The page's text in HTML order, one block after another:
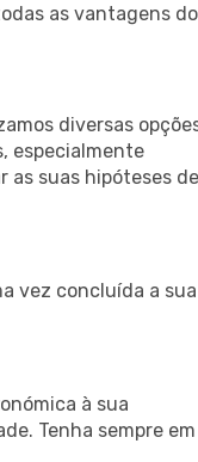
as vantagens do
diversas
especialmente
as suas hipóteses de
vez concluída a sua
à sua
Tenha sempre em